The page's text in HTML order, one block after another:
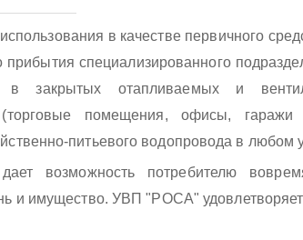
в качестве первичного
прибытия специализированного
в закрытых отапливаемых и
(торговые помещения, офисы,
питьевого водопровода в
возможность потребителю
и имущество. УВП "РОСА"